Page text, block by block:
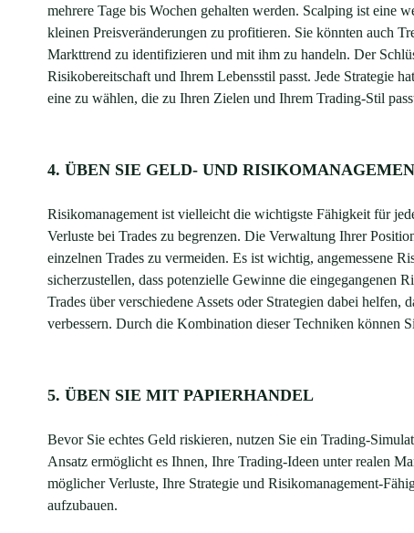
mehrere Tage bis Wochen gehalten werden. Scalping ist eine
kleinen Preisveränderungen zu profitieren. Sie könnten auch
Markttrend zu identifizieren und mit ihm zu handeln. Der
Risikobereitschaft und Ihrem Lebensstil passt. Jede Strategie
eine zu wählen, die zu Ihren Zielen und Ihrem Trading-Stil
4. ÜBEN SIE GELD- UND
Risikomanagement ist vielleicht die wichtigste Fähigkeit für
Verluste bei Trades zu begrenzen. Die Verwaltung Ihrer
einzelnen Trades zu vermeiden. Es ist wichtig, angemessene
sicherzustellen, dass potenzielle Gewinne die eingegangenen
Trades über verschiedene Assets oder Strategien dabei
verbessern. Durch die Kombination dieser Techniken können
5. ÜBEN SIE MIT PAPIERHANDEL
Bevor Sie echtes Geld riskieren, nutzen Sie ein Trading-
Ansatz ermöglicht es Ihnen, Ihre Trading-Ideen unter realen
möglicher Verluste, Ihre Strategie und Risikomanagement-
aufzubauen.